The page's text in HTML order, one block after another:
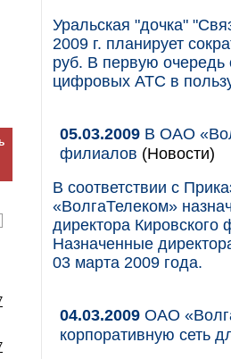
Уральская "дочка"
2009 г. планирует
руб. В первую очередь
цифровых АТС в
05.03.2009 В ОАО
филиалов (Новости)
В соответствии с
«ВолгаТелеком»
директора
Назначенные
03 марта 2009 года.
04.03.2009 ОАО
корпоративную сеть